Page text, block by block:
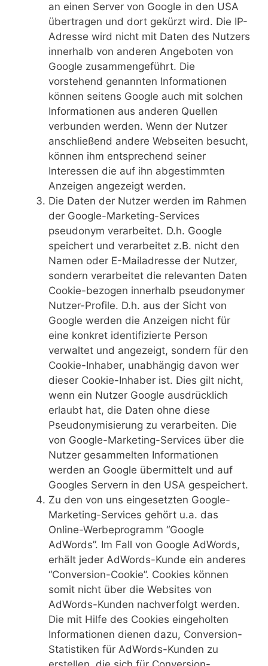
an einen Server von Google in den USA
übertragen und dort gekürzt wird. Die IP-
Adresse wird nicht mit Daten des Nutzers
innerhalb von anderen Angeboten von
Google zusammengeführt. Die
vorstehend genannten Informationen
können seitens Google auch mit solchen
Informationen aus anderen Quellen
verbunden werden. Wenn der Nutzer
anschließend andere Webseiten besucht,
können ihm entsprechend seiner
Interessen die auf ihn abgestimmten
Anzeigen angezeigt werden.
Die Daten der Nutzer werden im Rahmen
der Google-Marketing-Services
pseudonym verarbeitet. D.h. Google
speichert und verarbeitet z.B. nicht den
Namen oder E-Mailadresse der Nutzer,
sondern verarbeitet die relevanten Daten
Cookie-bezogen innerhalb pseudonymer
Nutzer-Profile. D.h. aus der Sicht von
Google werden die Anzeigen nicht für
eine konkret identifizierte Person
verwaltet und angezeigt, sondern für den
Cookie-Inhaber, unabhängig davon wer
dieser Cookie-Inhaber ist. Dies gilt nicht,
wenn ein Nutzer Google ausdrücklich
erlaubt hat, die Daten ohne diese
Pseudonymisierung zu verarbeiten. Die
von Google-Marketing-Services über die
Nutzer gesammelten Informationen
werden an Google übermittelt und auf
Googles Servern in den USA gespeichert.
Zu den von uns eingesetzten Google-
Marketing-Services gehört u.a. das
Online-Werbeprogramm “Google
AdWords”. Im Fall von Google AdWords,
erhält jeder AdWords-Kunde ein anderes
“Conversion-Cookie”. Cookies können
somit nicht über die Websites von
AdWords-Kunden nachverfolgt werden.
Die mit Hilfe des Cookies eingeholten
Informationen dienen dazu, Conversion-
Statistiken für AdWords-Kunden zu